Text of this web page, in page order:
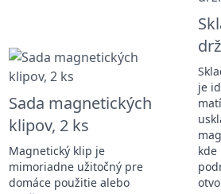
Sada magnetických
klipov, 2 ks
Magnetický klip je
mimoriadne užitočný pre
domáce použitie alebo
je
kde